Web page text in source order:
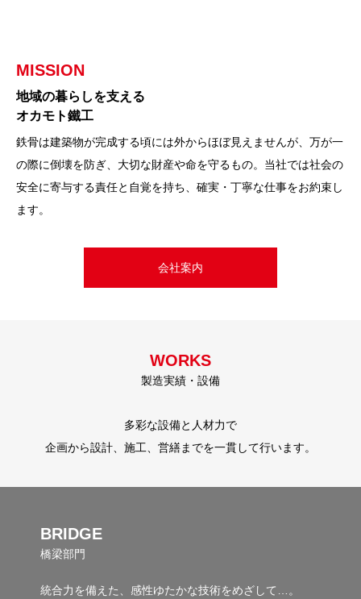
MISSION
地域の暮らしを支える
オカモト鐵工
鉄骨は建築物が完成する頃には外からほぼ見えませんが、万が一
の際に倒壊を防ぎ、大切な財産や命を守るもの。当社では社会の
安全に寄与する責任と自覚を持ち、確実・丁寧な仕事をお約束し
ます。
会社案内
PHILOSOPHY
若さと創意を生かし
斯界の一流をめざす
当社には創業者・岡本虎雄の「難度のある仕事にあえてチャレン
ジする」という“オカモトプライド”がDNAとして根付いていま
す。数々の挑戦で得た技術力と提案力は、他社には負けない当社
の誇りです。
企業理念
HISTORY
福井市の町工場から
鉄骨・建築会社の先進企業へ
創業70余年。福井のまちづくりから始まった当社も、今や全国へ
と規模を拡大しながら成長を続けています。今後も人材に対する
投資を最優先に行いながら、全国トップクラスのFABを目指しま
す。
沿革
WORKS
製造実績・設備
多彩な設備と人材力で
企画から設計、施工、営繕までを一貫して行います。
BRIDGE
橋梁部門
統合力を備えた、感性ゆたかな技術をめざして…。